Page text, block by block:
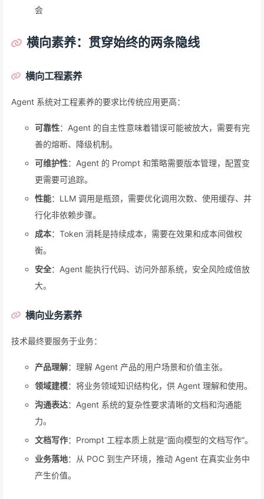
会
横向素养：贯穿始终的两条隐线
横向工程素养
Agent 系统对工程素养的要求比传统应用更高：
可靠性：Agent 的自主性意味着错误可能被放大，需要有完
善的熔断、降级机制。
可维护性：Agent 的 Prompt 和策略需要版本管理，配置变
更需要可追踪。
性能：LLM 调用是瓶颈，需要优化调用次数、使用缓存、并
行化非依赖步骤。
成本：Token 消耗是持续成本，需要在效果和成本间做权
衡。
安全：Agent 能执行代码、访问外部系统，安全风险成倍放
大。
横向业务素养
技术最终要服务于业务：
产品理解：理解 Agent 产品的用户场景和价值主张。
领域建模：将业务领域知识结构化，供 Agent 理解和使用。
沟通表达：Agent 系统的复杂性要求清晰的文档和沟通能
力。
文档写作：Prompt 工程本质上就是”面向模型的文档写作”。
业务落地：从 POC 到生产环境，推动 Agent 在真实业务中
产生价值。